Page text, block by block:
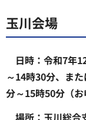
玉川会場
日時：令和7年
～14時30分、ま
分～15時50分（お
場所：玉川総合